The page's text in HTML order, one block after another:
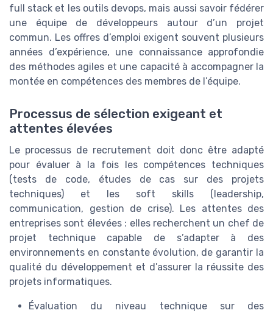
full stack et les outils devops, mais aussi savoir fédérer
une équipe de développeurs autour d’un projet
commun. Les offres d’emploi exigent souvent plusieurs
années d’expérience, une connaissance approfondie
des méthodes agiles et une capacité à accompagner la
montée en compétences des membres de l’équipe.
Processus de sélection exigeant et
attentes élevées
Le processus de recrutement doit donc être adapté
pour évaluer à la fois les compétences techniques
(tests de code, études de cas sur des projets
techniques) et les soft skills (leadership,
communication, gestion de crise). Les attentes des
entreprises sont élevées : elles recherchent un chef de
projet technique capable de s’adapter à des
environnements en constante évolution, de garantir la
qualité du développement et d’assurer la réussite des
projets informatiques.
Évaluation du niveau technique sur des